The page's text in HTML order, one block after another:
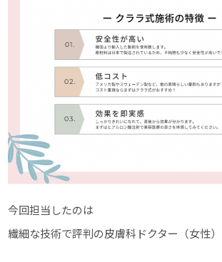
今回担当したのは
繊細な技術で評判の皮膚科ドクター（女性）